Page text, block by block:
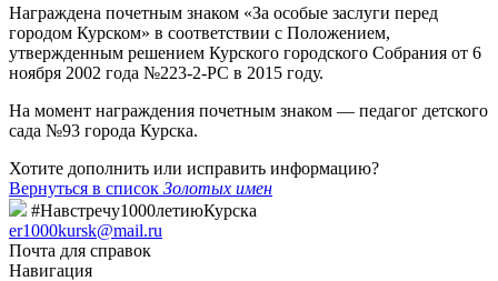
Награждена почетным знаком «За особые заслуги перед
городом Курском» в соответствии с Положением,
утвержденным решением Курского городского Собрания от 6
ноября 2002 года №223-2-РС в 2015 году.
На момент награждения почетным знаком — педагог детского
сада №93 города Курска.
Хотите дополнить или исправить информацию?
Вернуться в список Золотых имен
#Навстречу1000летиюКурска
er1000kursk@mail.ru
Почта для справок
Навигация